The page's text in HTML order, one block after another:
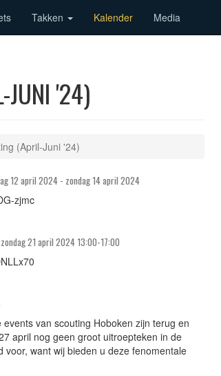
Takken Kalender Media
JUNI '24)
(April-Juni '24)
12 april 2024 - zondag 14 april 2024
zjmc
zondag 21 april 2024 13:00-17:00
van scouting Hoboken zijn terug en
april nog geen groot uitroepteken in de
want wij bieden u deze fenomentale